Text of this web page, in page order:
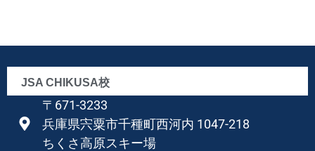
JSA CHIKUSA校
〒671-3233
兵庫県宍粟市千種町西河内 1047-218
ちくさ高原スキー場